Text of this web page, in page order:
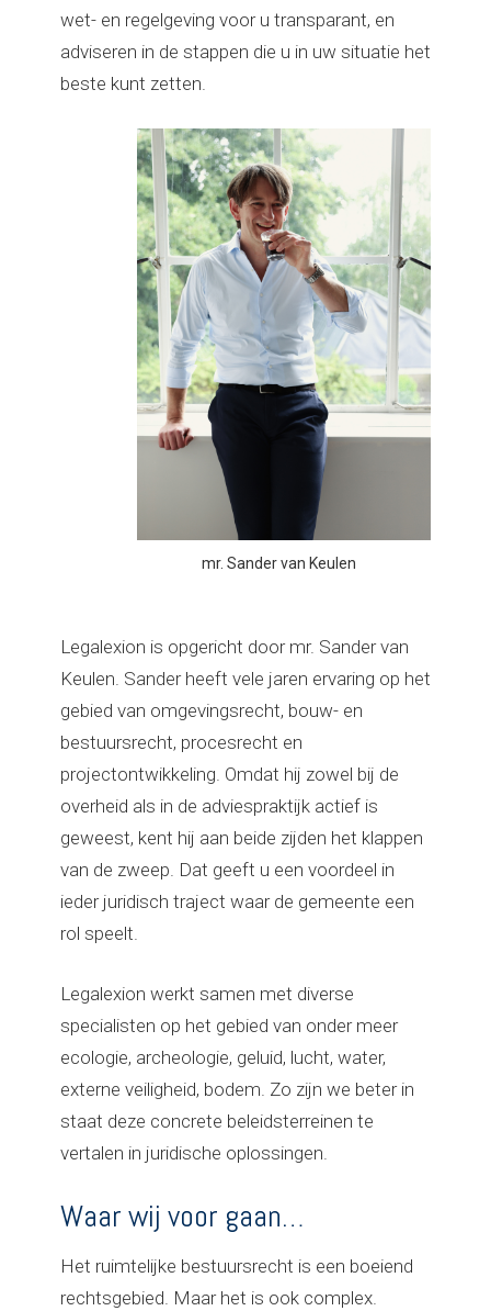
wet- en regelgeving voor u transparant, en
adviseren in de stappen die u in uw situatie het
beste kunt zetten.
mr. Sander van Keulen
Legalexion is opgericht door mr. Sander van
Keulen. Sander heeft vele jaren ervaring op het
gebied van omgevingsrecht, bouw- en
bestuursrecht, procesrecht en
projectontwikkeling. Omdat hij zowel bij de
overheid als in de adviespraktijk actief is
geweest, kent hij aan beide zijden het klappen
van de zweep. Dat geeft u een voordeel in
ieder juridisch traject waar de gemeente een
rol speelt.
Legalexion werkt samen met diverse
specialisten op het gebied van onder meer
ecologie, archeologie, geluid, lucht, water,
externe veiligheid, bodem. Zo zijn we beter in
staat deze concrete beleidsterreinen te
vertalen in juridische oplossingen.
Waar wij voor gaan…
Het ruimtelijke bestuursrecht is een boeiend
rechtsgebied. Maar het is ook complex.